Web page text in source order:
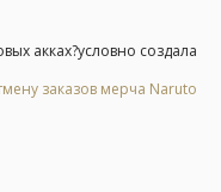
акках?условно создала
заказов мерча Naruto